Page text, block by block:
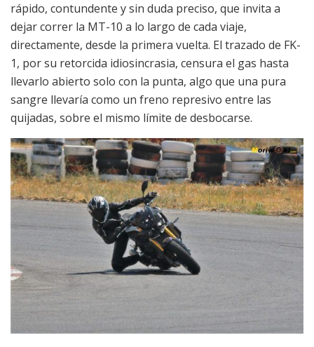
rápido, contundente y sin duda preciso, que invita a
dejar correr la MT-10 a lo largo de cada viaje,
directamente, desde la primera vuelta. El trazado de FK-
1, por su retorcida idiosincrasia, censura el gas hasta
llevarlo abierto solo con la punta, algo que una pura
sangre llevaría como un freno represivo entre las
quijadas, sobre el mismo límite de desbocarse.